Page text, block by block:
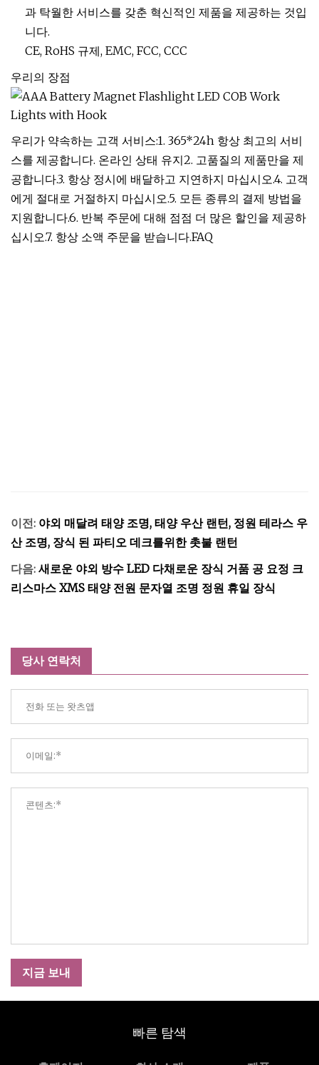
과 탁월한 서비스를 갖춘 혁신적인 제품을 제공하는 것입
니다.
CE, RoHS 규제, EMC, FCC, CCC
우리의 장점
우리가 약속하는 고객 서비스:1. 365*24h 항상 최고의 서비
스를 제공합니다. 온라인 상태 유지2. 고품질의 제품만을 제
공합니다.3. 항상 정시에 배달하고 지연하지 마십시오.4. 고객
에게 절대로 거절하지 마십시오.5. 모든 종류의 결제 방법을
지원합니다.6. 반복 주문에 대해 점점 더 많은 할인을 제공하
십시오.7. 항상 소액 주문을 받습니다.FAQ
이전: 야외 매달려 태양 조명, 태양 우산 랜턴, 정원 테라스 우
산 조명, 장식 된 파티오 데크를위한 촛불 랜턴
다음: 새로운 야외 방수 LED 다채로운 장식 거품 공 요정 크
리스마스 XMS 태양 전원 문자열 조명 정원 휴일 장식
당사 연락처
지금 보내
빠른 탐색